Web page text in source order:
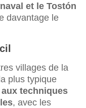
et le Tostón
davantage le
villages de la
plus typique
techniques
, avec les